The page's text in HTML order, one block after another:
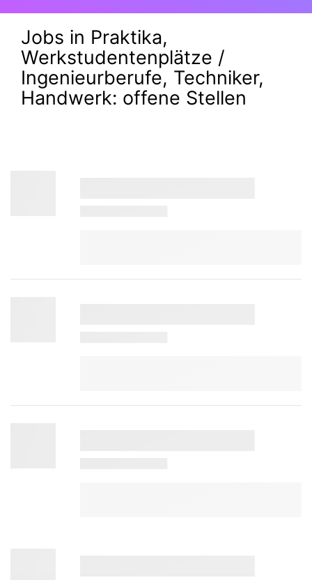
Jobs in Praktika,
Werkstudentenplätze /
Ingenieurberufe, Techniker,
Handwerk: offene Stellen